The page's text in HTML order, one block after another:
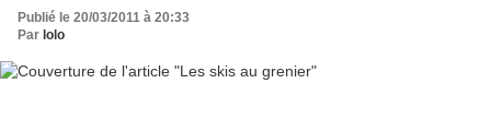
Publié le 20/03/2011 à 20:33
Par lolo